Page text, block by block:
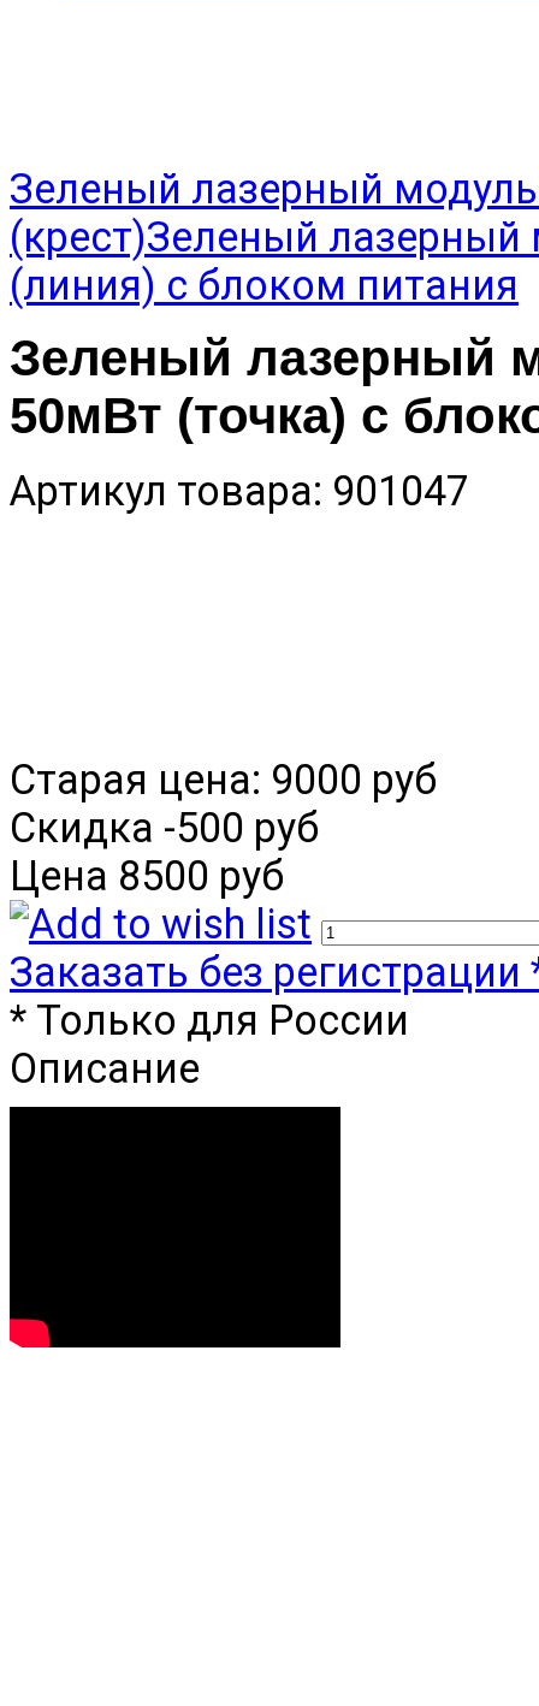
Зеленый лазерный
(крест)Зеленый
(линия) с блоком питания
Зеленый лазерный
50мВт (точка) с
Артикул товара: 901047
Старая цена: 9000 руб
Скидка -500 руб
Цена 8500 руб
Заказать без регистрации
* Только для России
Описание